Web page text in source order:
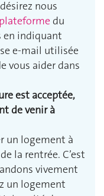
nous
plateforme du
en indiquant
e-mail utilisée
vous aider dans
est acceptée,
de venir à
un logement à
la rentrée. C’est
vivement
un logement